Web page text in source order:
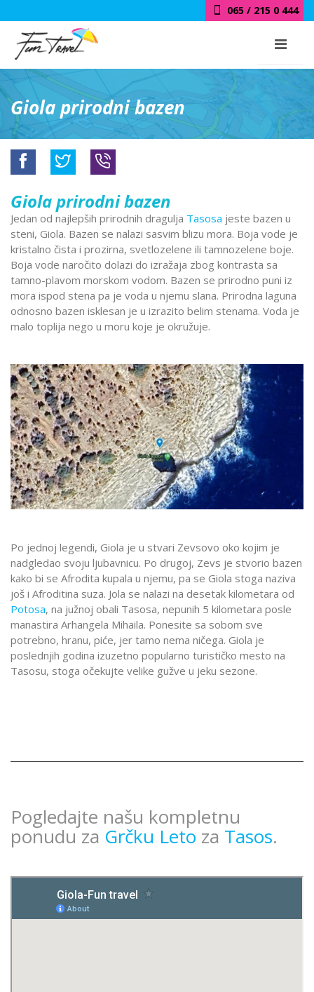
065 / 215 0 444
Giola prirodni bazen
Giola prirodni bazen
Jedan od najlepših prirodnih dragulja Tasosa jeste bazen u
steni, Giola. Bazen se nalazi sasvim blizu mora. Boja vode je
kristalno čista i prozirna, svetlozelene ili tamnozelene boje.
Boja vode naročito dolazi do izražaja zbog kontrasta sa
tamno-plavom morskom vodom. Bazen se prirodno puni iz
mora ispod stena pa je voda u njemu slana. Prirodna laguna
odnosno bazen isklesan je u izrazito belim stenama. Voda je
malo toplija nego u moru koje je okružuje.
Po jednoj legendi, Giola je u stvari Zevsovo oko kojim je
nadgledao svoju ljubavnicu. Po drugoj, Zevs je stvorio bazen
kako bi se Afrodita kupala u njemu, pa se Giola stoga naziva
još i Afroditina suza. Jola se nalazi na desetak kilometara od
Potosa, na južnoj obali Tasosa, nepunih 5 kilometara posle
manastira Arhangela Mihaila. Ponesite sa sobom sve
potrebno, hranu, piće, jer tamo nema ničega. Giola je
poslednjih godina izuzetno popularno turističko mesto na
Tasosu, stoga očekujte velike gužve u jeku sezone.
Pogledajte našu kompletnu
ponudu za Grčku Leto za Tasos.